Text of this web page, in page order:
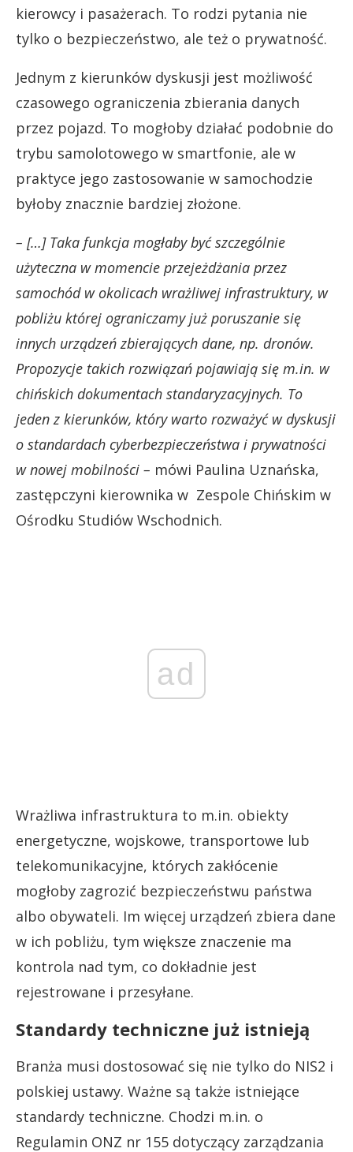
kierowcy i pasażerach. To rodzi pytania nie
tylko o bezpieczeństwo, ale też o prywatność.
Jednym z kierunków dyskusji jest możliwość
czasowego ograniczenia zbierania danych
przez pojazd. To mogłoby działać podobnie do
trybu samolotowego w smartfonie, ale w
praktyce jego zastosowanie w samochodzie
byłoby znacznie bardziej złożone.
– […] Taka funkcja mogłaby być szczególnie
użyteczna w momencie przejeżdżania przez
samochód w okolicach wrażliwej infrastruktury, w
pobliżu której ograniczamy już poruszanie się
innych urządzeń zbierających dane, np. dronów.
Propozycje takich rozwiązań pojawiają się m.in. w
chińskich dokumentach standaryzacyjnych. To
jeden z kierunków, który warto rozważyć w dyskusji
o standardach cyberbezpieczeństwa i prywatności
w nowej mobilności – mówi Paulina Uznańska,
zastępczyni kierownika w Zespole Chińskim w
Ośrodku Studiów Wschodnich.
ad
Wrażliwa infrastruktura to m.in. obiekty
energetyczne, wojskowe, transportowe lub
telekomunikacyjne, których zakłócenie
mogłoby zagrozić bezpieczeństwu państwa
albo obywateli. Im więcej urządzeń zbiera dane
w ich pobliżu, tym większe znaczenie ma
kontrola nad tym, co dokładnie jest
rejestrowane i przesyłane.
Standardy techniczne już istnieją
Branża musi dostosować się nie tylko do NIS2 i
polskiej ustawy. Ważne są także istniejące
standardy techniczne. Chodzi m.in. o
Regulamin ONZ nr 155 dotyczący zarządzania